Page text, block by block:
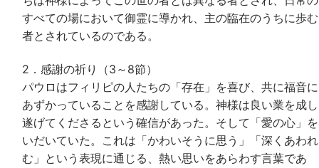
すべての場において御霊に導かれ、主の臨在のうちに歩む
者とされているのである。
2．感謝の祈り（3～8節）
パウロはフィリピの人たちの「存在」を喜び、共に福音に
あずかっていることを感謝している。神様は良い業を成し
遂げてくださるという確信があった。そして「愛の心」を
いだいていた。これは「かわいそうに思う」「深くあわれ
む」という表現に通じる、熱い思いをあらわす言葉であ